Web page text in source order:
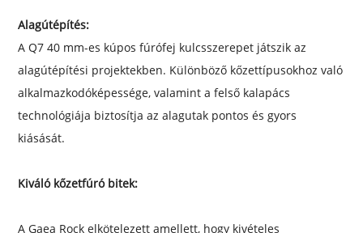
Alagútépítés:
A Q7 40 mm-es kúpos fúrófej kulcsszerepet játszik az
alagútépítési projektekben. Különböző kőzettípusokhoz való
alkalmazkodóképessége, valamint a felső kalapács
technológiája biztosítja az alagutak pontos és gyors
kiásását.
Kiváló kőzetfúró bitek:
A Gaea Rock elkötelezett amellett, hogy kivételes